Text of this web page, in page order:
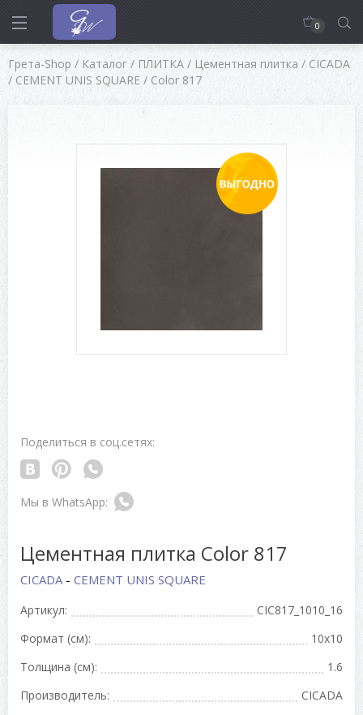
0
Грета-Shop / Каталог / ПЛИТКА / Цементная плитка / CICADA
/ CEMENT UNIS SQUARE / Color 817
Поделиться в соц.сетях:
Цементная плитка Color 817
CICADA - CEMENT UNIS SQUARE
Артикул:
CIC817_1010_16
Формат (см):
10x10
Толщина (см):
1.6
Производитель:
CICADA